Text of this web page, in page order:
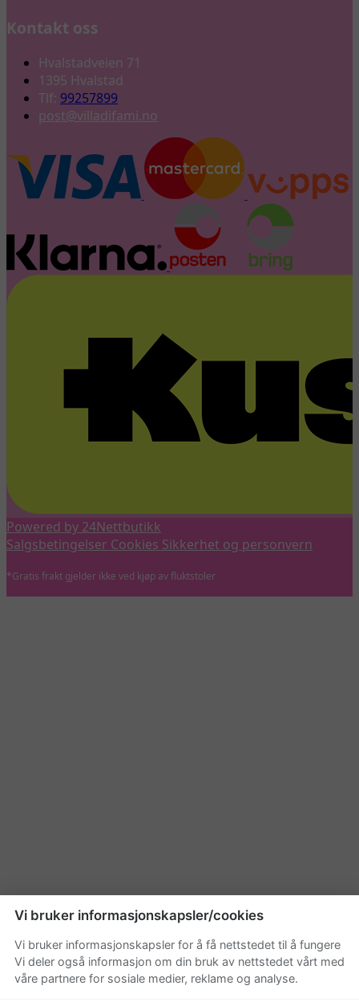
Kontakt oss
Hvalstadveien 71
1395 Hvalstad
Tlf: 99257899
post@villadifami.no
Powered by 24Nettbutikk
Salgsbetingelser Cookies Sikkerhet og personvern
*Gratis frakt gjelder ikke ved kjøp av fluktstoler
Vi bruker informasjonskapsler/cookies
Vi bruker informasjonskapsler for å få nettstedet til å fungere
Vi deler også informasjon om din bruk av nettstedet vårt med
våre partnere for sosiale medier, reklame og analyse.